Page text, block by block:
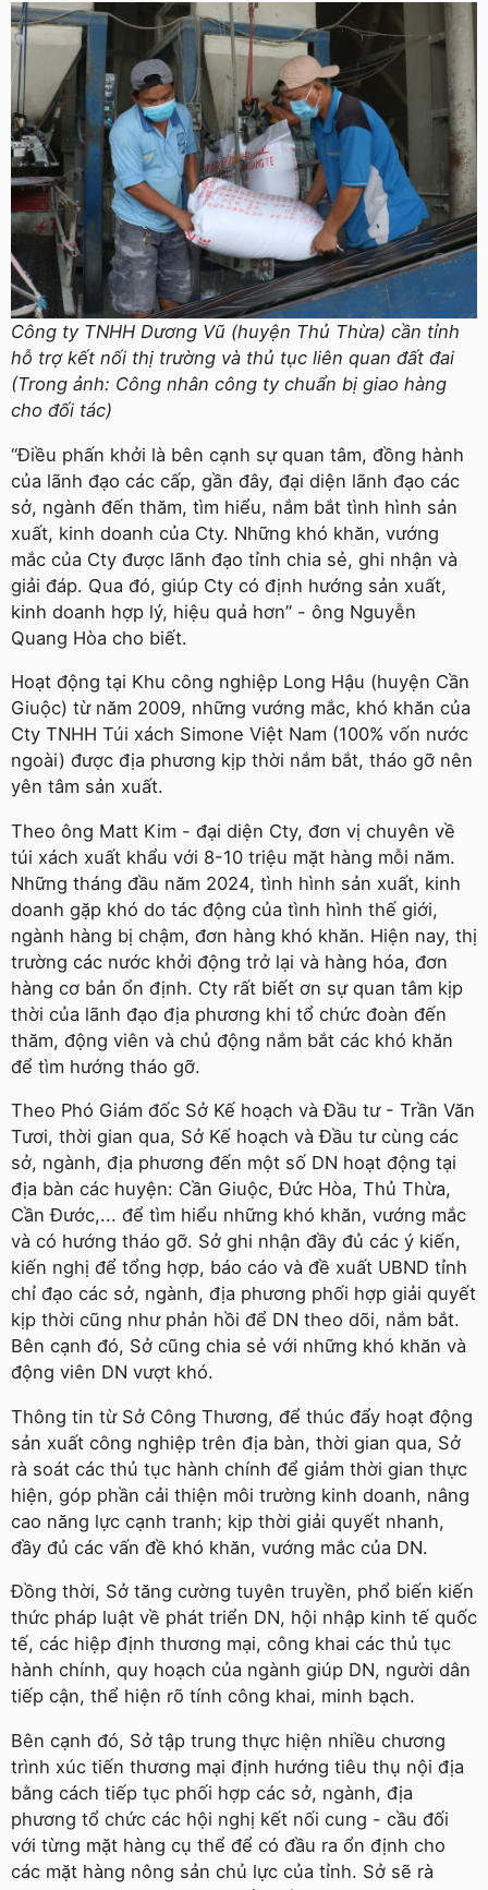
Công ty TNHH Dương Vũ (huyện Thủ Thừa) cần tỉnh
hỗ trợ kết nối thị trường và thủ tục liên quan đất đai
(Trong ảnh: Công nhân công ty chuẩn bị giao hàng
cho đối tác)
“Điều phấn khởi là bên cạnh sự quan tâm, đồng hành
của lãnh đạo các cấp, gần đây, đại diện lãnh đạo các
sở, ngành đến thăm, tìm hiểu, nắm bắt tình hình sản
xuất, kinh doanh của Cty. Những khó khăn, vướng
mắc của Cty được lãnh đạo tỉnh chia sẻ, ghi nhận và
giải đáp. Qua đó, giúp Cty có định hướng sản xuất,
kinh doanh hợp lý, hiệu quả hơn” - ông Nguyễn
Quang Hòa cho biết.
Hoạt động tại Khu công nghiệp Long Hậu (huyện Cần
Giuộc) từ năm 2009, những vướng mắc, khó khăn của
Cty TNHH Túi xách Simone Việt Nam (100% vốn nước
ngoài) được địa phương kịp thời nắm bắt, tháo gỡ nên
yên tâm sản xuất.
Theo ông Matt Kim - đại diện Cty, đơn vị chuyên về
túi xách xuất khẩu với 8-10 triệu mặt hàng mỗi năm.
Những tháng đầu năm 2024, tình hình sản xuất, kinh
doanh gặp khó do tác động của tình hình thế giới,
ngành hàng bị chậm, đơn hàng khó khăn. Hiện nay, thị
trường các nước khởi động trở lại và hàng hóa, đơn
hàng cơ bản ổn định. Cty rất biết ơn sự quan tâm kịp
thời của lãnh đạo địa phương khi tổ chức đoàn đến
thăm, động viên và chủ động nắm bắt các khó khăn
để tìm hướng tháo gỡ.
Theo Phó Giám đốc Sở Kế hoạch và Đầu tư - Trần Văn
Tươi, thời gian qua, Sở Kế hoạch và Đầu tư cùng các
sở, ngành, địa phương đến một số DN hoạt động tại
địa bàn các huyện: Cần Giuộc, Đức Hòa, Thủ Thừa,
Cần Đước,... để tìm hiểu những khó khăn, vướng mắc
và có hướng tháo gỡ. Sở ghi nhận đầy đủ các ý kiến,
kiến nghị để tổng hợp, báo cáo và đề xuất UBND tỉnh
chỉ đạo các sở, ngành, địa phương phối hợp giải quyết
kịp thời cũng như phản hồi để DN theo dõi, nắm bắt.
Bên cạnh đó, Sở cũng chia sẻ với những khó khăn và
động viên DN vượt khó.
Thông tin từ Sở Công Thương, để thúc đẩy hoạt động
sản xuất công nghiệp trên địa bàn, thời gian qua, Sở
rà soát các thủ tục hành chính để giảm thời gian thực
hiện, góp phần cải thiện môi trường kinh doanh, nâng
cao năng lực cạnh tranh; kịp thời giải quyết nhanh,
đầy đủ các vấn đề khó khăn, vướng mắc của DN.
Đồng thời, Sở tăng cường tuyên truyền, phổ biến kiến
thức pháp luật về phát triển DN, hội nhập kinh tế quốc
tế, các hiệp định thương mại, công khai các thủ tục
hành chính, quy hoạch của ngành giúp DN, người dân
tiếp cận, thể hiện rõ tính công khai, minh bạch.
Bên cạnh đó, Sở tập trung thực hiện nhiều chương
trình xúc tiến thương mại định hướng tiêu thụ nội địa
bằng cách tiếp tục phối hợp các sở, ngành, địa
phương tổ chức các hội nghị kết nối cung - cầu đối
với từng mặt hàng cụ thể để có đầu ra ổn định cho
các mặt hàng nông sản chủ lực của tỉnh. Sở sẽ rà